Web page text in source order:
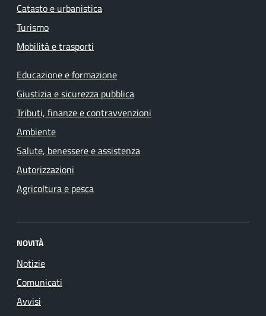
Catasto e urbanistica
Turismo
Mobilità e trasporti
Educazione e formazione
Giustizia e sicurezza pubblica
Tributi, finanze e contravvenzioni
Ambiente
Salute, benessere e assistenza
Autorizzazioni
Agricoltura e pesca
NOVITÀ
Notizie
Comunicati
Avvisi